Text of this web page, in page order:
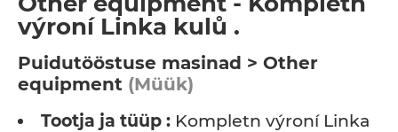
výroní Linka kulů .
Puidutööstuse masinad > Other
equipment (Müük)
Tootja ja tüüp : Kompletn výroní Linka